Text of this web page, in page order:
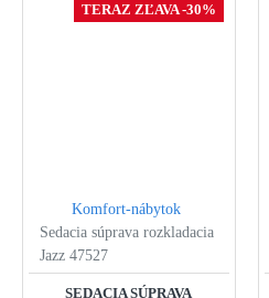
TERAZ ZĽAVA -30%
Komfort-nábytok
Sedacia súprava rozkladacia
Jazz 47527
SEDACIA SÚPRAVA